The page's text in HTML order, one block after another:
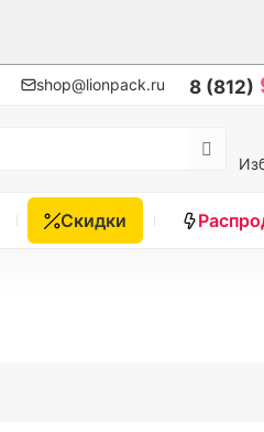
shop@lionpack.ru 8 (812)
Скидки